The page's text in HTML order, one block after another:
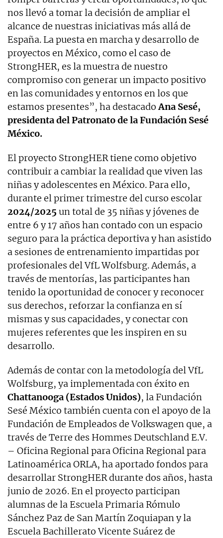
nos llevó a tomar la decisión de ampliar el
alcance de nuestras iniciativas más allá de
España. La puesta en marcha y desarrollo de
proyectos en México, como el caso de
StrongHER, es la muestra de nuestro
compromiso con generar un impacto positivo
en las comunidades y entornos en los que
estamos presentes”, ha destacadoAna Sesé,
presidenta del Patronato de la Fundación Sesé
México.
El proyecto StrongHER tiene como objetivo
contribuir a cambiar la realidad que viven las
niñas y adolescentes en México. Para ello,
durante el primer trimestre del curso escolar
2024/2025 un total de 35 niñas y jóvenes de
entre 6 y 17 años han contado con un espacio
seguro para la práctica deportiva y han asistido
a sesiones de entrenamiento impartidas por
profesionales del VfL Wolfsburg. Además, a
través de mentorías, las participantes han
tenido la oportunidad de conocer y reconocer
sus derechos, reforzar la confianza en sí
mismas y sus capacidades, y conectar con
mujeres referentes que les inspiren en su
desarrollo.
Además de contar con la metodología del VfL
Wolfsburg, ya implementada con éxito en
Chattanooga (Estados Unidos), la Fundación
Sesé México también cuenta con el apoyo de la
Fundación de Empleados de Volkswagen que, a
través de Terre des Hommes Deutschland E.V.
– Oficina Regional para Oficina Regional para
Latinoamérica ORLA, ha aportado fondos para
desarrollar StrongHER durante dos años, hasta
junio de 2026. En el proyecto participan
alumnas de la Escuela Primaria Rómulo
Sánchez Paz de San Martín Zoquiapan y la
Escuela Bachillerato Vicente Suárez de